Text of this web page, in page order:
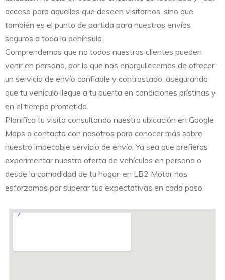
acceso para aquellos que deseen visitarnos, sino que
también es el punto de partida para nuestros envíos
seguros a toda la península.
Comprendemos que no todos nuestros clientes pueden
venir en persona, por lo que nos enorgullecemos de ofrecer
un servicio de envío confiable y contrastado, asegurando
que tu vehículo llegue a tu puerta en condiciones prístinas y
en el tiempo prometido.
Planifica tu visita consultando nuestra ubicación en Google
Maps o contacta con nosotros para conocer más sobre
nuestro impecable servicio de envío. Ya sea que prefieras
experimentar nuestra oferta de vehículos en persona o
desde la comodidad de tu hogar, en LB2 Motor nos
esforzamos por superar tus expectativas en cada paso.